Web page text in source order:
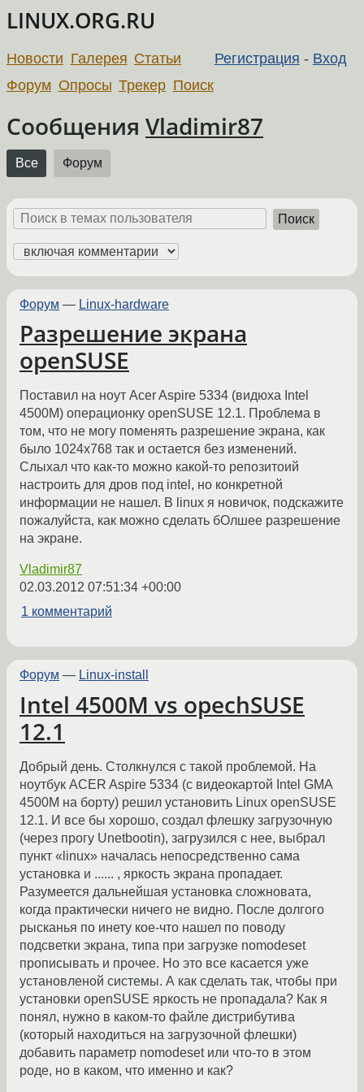
LINUX.ORG.RU
Регистрация - Вход
Новости Галерея Статьи
Форум Опросы Трекер Поиск
Сообщения Vladimir87
Все Форум
Поиск
Форум — Linux-hardware
Разрешение экрана
openSUSE
Поставил на ноут Acer Aspire 5334 (видюха Intel
4500M) операционку openSUSE 12.1. Проблема в
том, что не могу поменять разрешение экрана, как
было 1024х768 так и остается без изменений.
Слыхал что как-то можно какой-то репозитоий
настроить для дров под intel, но конкретной
информации не нашел. В linux я новичок, подскажите
пожалуйста, как можно сделать бОлшее разрешение
на экране.
Vladimir87
02.03.2012 07:51:34 +00:00
1 комментарий
Форум — Linux-install
Intel 4500M vs opechSUSE
12.1
Добрый день. Столкнулся с такой проблемой. На
ноутбук ACER Aspire 5334 (с видеокартой Intel GMA
4500M на борту) решил установить Linux openSUSE
12.1. И все бы хорошо, создал флешку загрузочную
(через прогу Unetbootin), загрузился с нее, выбрал
пункт «linux» началась непосредственно сама
установка и ...... , яркость экрана пропадает.
Разумеется дальнейшая установка сложновата,
когда практически ничего не видно. После долгого
рысканья по инету кое-что нашел по поводу
подсветки экрана, типа при загрузке nomodeset
прописывать и прочее. Но это все касается уже
установленой системы. А как сделать так, чтобы при
установки openSUSE яркость не пропадала? Как я
понял, нужно в каком-то файле дистрибутива
(который находиться на загрузочной флешки)
добавить параметр nomodeset или что-то в этом
роде, но в каком, что именно и как?